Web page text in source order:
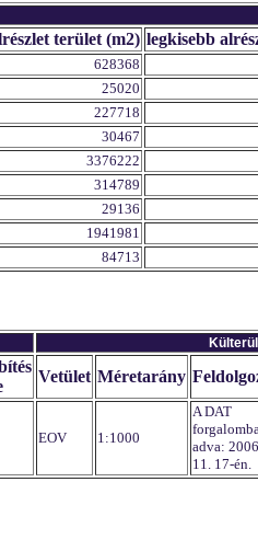
terület (m2) legkisebb
628368
25020
227718
30467
3376222
314789
29136
1941981
84713
Vetület Méretarány
EOV 1:1000
A DAT
adva:
11. 17-én.